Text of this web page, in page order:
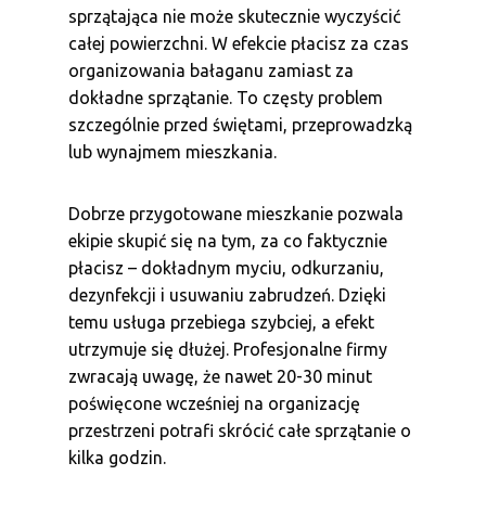
sprzątająca nie może skutecznie wyczyścić
całej powierzchni. W efekcie płacisz za czas
organizowania bałaganu zamiast za
dokładne sprzątanie. To częsty problem
szczególnie przed świętami, przeprowadzką
lub wynajmem mieszkania.
Dobrze przygotowane mieszkanie pozwala
ekipie skupić się na tym, za co faktycznie
płacisz – dokładnym myciu, odkurzaniu,
dezynfekcji i usuwaniu zabrudzeń. Dzięki
temu usługa przebiega szybciej, a efekt
utrzymuje się dłużej. Profesjonalne firmy
zwracają uwagę, że nawet 20-30 minut
poświęcone wcześniej na organizację
przestrzeni potrafi skrócić całe sprzątanie o
kilka godzin.